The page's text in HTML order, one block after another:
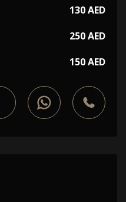
130 AED
250 AED
150 AED